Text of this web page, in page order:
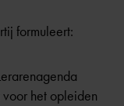
formuleert:
het opleiden